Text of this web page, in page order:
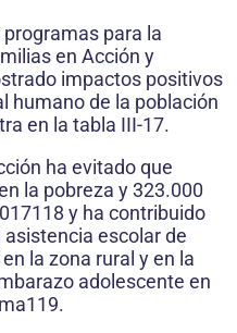
para la
en Acción y
impactos positivos
humano de la población
en la tabla III-17.
ha evitado que
la pobreza y 323.000
y ha contribuido
escolar de
la zona rural y en la
adolescente en